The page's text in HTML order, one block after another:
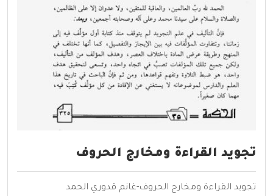
تجويد القراءة ومخارج الحروف
تجويد القراءة ومخارج الحروف-غانم قدوري الحمد